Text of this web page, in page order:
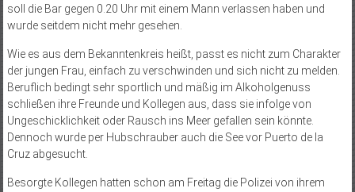
soll die Bar gegen 0.20 Uhr mit einem Mann verlassen haben und
wurde seitdem nicht mehr gesehen.
Wie es aus dem Bekanntenkreis heißt, passt es nicht zum Charakter
der jungen Frau, einfach zu verschwinden und sich nicht zu melden.
Beruflich bedingt sehr sportlich und mäßig im Alkoholgenuss
schließen ihre Freunde und Kollegen aus, dass sie infolge von
Ungeschicklichkeit oder Rausch ins Meer gefallen sein könnte.
Dennoch wurde per Hubschrauber auch die See vor Puerto de la
Cruz abgesucht.
Besorgte Kollegen hatten schon am Freitag die Polizei von ihrem